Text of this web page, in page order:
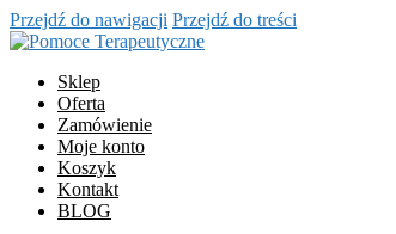
Przejdź do nawigacji Przejdź do treści
Sklep
Oferta
Zamówienie
Moje konto
Koszyk
Kontakt
BLOG